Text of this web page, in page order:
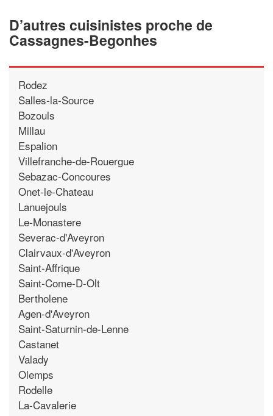
D’autres cuisinistes proche de
Cassagnes-Begonhes
Rodez
Salles-la-Source
Bozouls
Millau
Espalion
Villefranche-de-Rouergue
Sebazac-Concoures
Onet-le-Chateau
Lanuejouls
Le-Monastere
Severac-d'Aveyron
Clairvaux-d'Aveyron
Saint-Affrique
Saint-Come-D-Olt
Bertholene
Agen-d'Aveyron
Saint-Saturnin-de-Lenne
Castanet
Valady
Olemps
Rodelle
La-Cavalerie